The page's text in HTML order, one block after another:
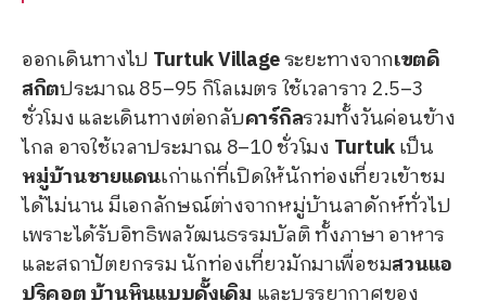
ออกเดินทางไป Turtuk Villageระยะทางจากเขตดิ
สกิตประมาณ 85–95 กิโลเมตร ใช้เวลาราว 2.5–3
ชั่วโมง และเดินทางต่อกลับคาร์กิลรวมทั้งวันค่อนข้าง
ไกล อาจใช้เวลาประมาณ 8–10 ชั่วโมง Turtukเป็น
หมู่บ้านชายแดนเก่าแก่ที่เปิดให้นักท่องเที่ยวเข้าชม
ได้ไม่นาน มีเอกลักษณ์ต่างจากหมู่บ้านลาดักห์ทั่วไป
เพราะได้รับอิทธิพลวัฒนธรรมบัลติ ทั้งภาษา อาหาร
และสถาปัตยกรรม นักท่องเที่ยวมักมาเพื่อชมสวนแอ
ปริคอตบ้านหินแบบดั้งเดิม และบรรยากาศของ